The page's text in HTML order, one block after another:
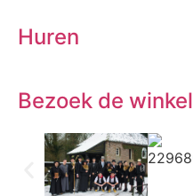
Huren
Bezoek de winkel